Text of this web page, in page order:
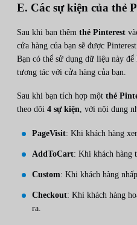
E. Các sự kiện của thẻ
Sau khi bạn thêm thẻ Pinterest
cửa hàng của bạn sẽ được
Bạn có thể sử dụng dữ liệu này
tương tác với cửa hàng của bạn.
Sau khi bạn tích hợp một thẻ
theo dõi 4 sự kiện, với nội dung
PageVisit: Khi khách hàng
AddToCart: Khi khách hàng
Custom: Khi khách hàng
Checkout: Khi khách hàng
ra.